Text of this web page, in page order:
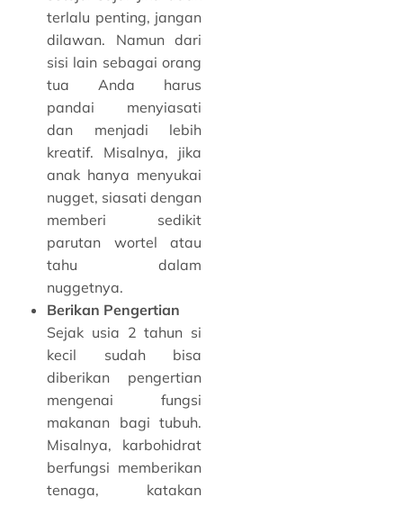
terlalu penting, jangan
dilawan. Namun dari
sisi lain sebagai orang
tua Anda harus
pandai menyiasati
dan menjadi lebih
kreatif. Misalnya, jika
anak hanya menyukai
nugget, siasati dengan
memberi sedikit
parutan wortel atau
tahu dalam
nuggetnya.
Berikan Pengertian
Sejak usia 2 tahun si
kecil sudah bisa
diberikan pengertian
mengenai fungsi
makanan bagi tubuh.
Misalnya, karbohidrat
berfungsi memberikan
tenaga, katakan